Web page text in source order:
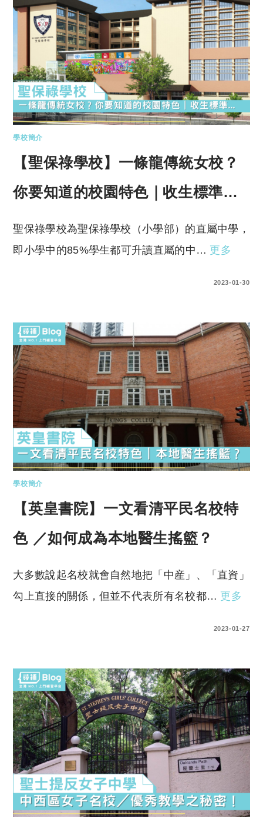
學校簡介
【聖保祿學校】一條龍傳統女校？
你要知道的校園特色｜收生標準…
聖保祿學校為聖保祿學校（小學部）的直屬中學，
即小學中的85%學生都可升讀直屬的中… 更多
2023-01-30
學校簡介
【英皇書院】一文看清平民名校特
色 ／如何成為本地醫生搖籃？
大多數說起名校就會自然地把「中産」、「直資」
勾上直接的關係，但並不代表所有名校都… 更多
2023-01-27